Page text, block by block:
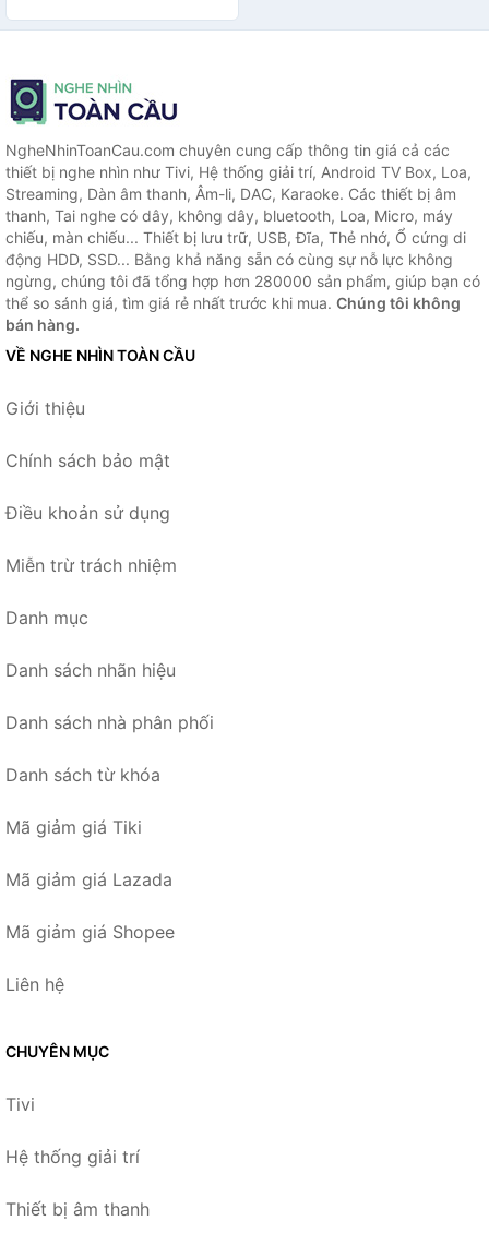
NgheNhinToanCau.com chuyên cung cấp thông tin giá cả các
thiết bị nghe nhìn như Tivi, Hệ thống giải trí, Android TV Box, Loa,
Streaming, Dàn âm thanh, Âm-li, DAC, Karaoke. Các thiết bị âm
thanh, Tai nghe có dây, không dây, bluetooth, Loa, Micro, máy
chiếu, màn chiếu... Thiết bị lưu trữ, USB, Đĩa, Thẻ nhớ, Ổ cứng di
động HDD, SSD... Bằng khả năng sẵn có cùng sự nỗ lực không
ngừng, chúng tôi đã tổng hợp hơn 280000 sản phẩm, giúp bạn có
thể so sánh giá, tìm giá rẻ nhất trước khi mua. Chúng tôi không
bán hàng.
VỀ NGHE NHÌN TOÀN CẦU
Giới thiệu
Chính sách bảo mật
Điều khoản sử dụng
Miễn trừ trách nhiệm
Danh mục
Danh sách nhãn hiệu
Danh sách nhà phân phối
Danh sách từ khóa
Mã giảm giá Tiki
Mã giảm giá Lazada
Mã giảm giá Shopee
Liên hệ
CHUYÊN MỤC
Tivi
Hệ thống giải trí
Thiết bị âm thanh